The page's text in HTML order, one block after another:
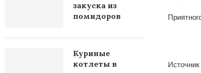
Источник
закуска из
помидоров
Куриные
котлеты в